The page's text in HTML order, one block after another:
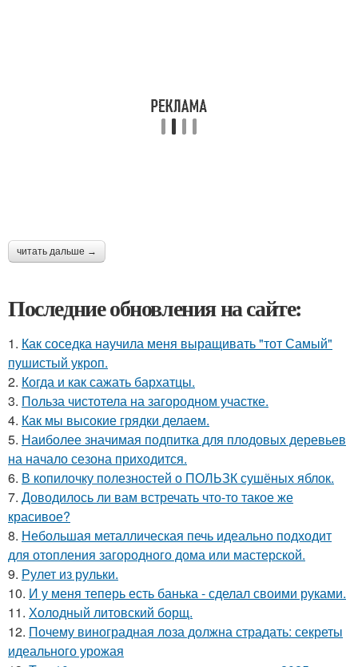
читать дальше →
Последние обновления на сайте:
1. Как соседка научила меня выращивать "тот Самый"
пушистый укроп.
2. Когда и как сажать бархатцы.
3. Польза чистотела на загородном участке.
4. Как мы высокие грядки делаем.
5. Наиболее значимая подпитка для плодовых деревьев
на начало сезона приходится.
6. В копилочку полезностей о ПОЛЬЗК сушёных яблок.
7. Доводилось ли вам встречать что-то такое же
красивое?
8. Небольшая металлическая печь идеально подходит
для отопления загородного дома или мастерской.
9. Рулет из рульки.
10. И у меня теперь есть банька - сделал своими руками.
11. Холодный литовский борщ.
12. Почему виноградная лоза должна страдать: секреты
идеального урожая